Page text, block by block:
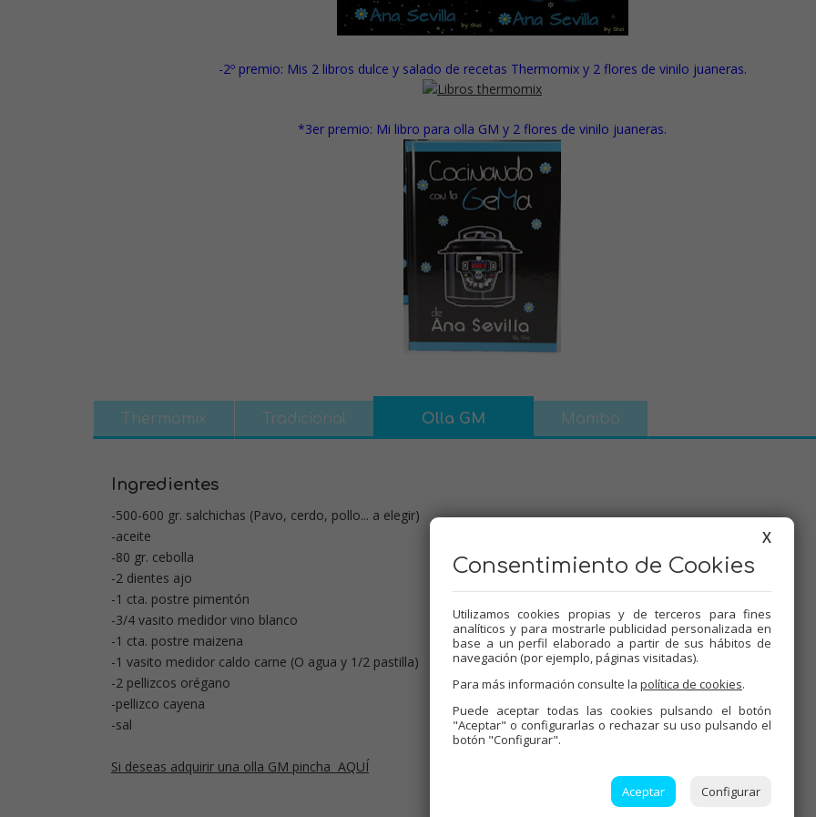
-2º premio: Mis 2 libros dulce y salado de recetas Thermomix y 2 flores de vinilo juaneras.
*3er premio: Mi libro para olla GM y 2 flores de vinilo juaneras.
Thermomix Tradicional Olla GM Mambo
Ingredientes
-500-600 gr. salchichas (Pavo, cerdo, pollo... a elegir)
-aceite
-80 gr. cebolla
-2 dientes ajo
-1 cta. postre pimentón
-3/4 vasito medidor vino blanco
-1 cta. postre maizena
-1 vasito medidor caldo carne (O agua y 1/2 pastilla)
-2 pellizcos orégano
-pellizco cayena
-sal
Si deseas adquirir una olla GM pincha AQUÍ
Dificultad:Baja
Comensales:3-4
3€
X
Consentimiento de Cookies
Utilizamos cookies propias y de terceros para fines
analíticos y para mostrarle publicidad personalizada en
base a un perfil elaborado a partir de sus hábitos de
navegación (por ejemplo, páginas visitadas).
Para más información consulte la política de cookies.
Puede aceptar todas las cookies pulsando el botón
"Aceptar" o configurarlas o rechazar su uso pulsando el
botón "Configurar".
Aceptar Configurar